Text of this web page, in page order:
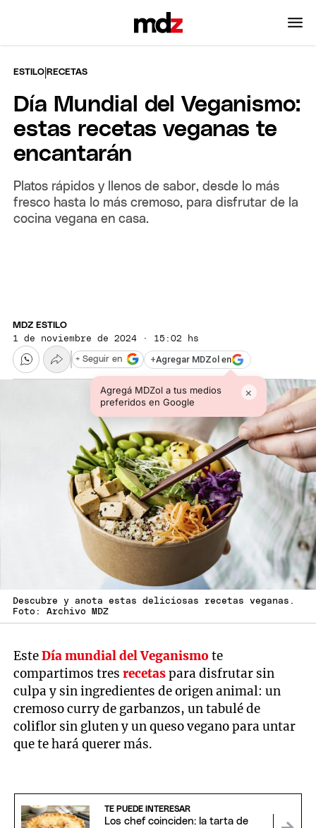
ESTILO |RECETAS
Día Mundial del Veganismo:
estas recetas veganas te
encantarán
Platos rápidos y llenos de sabor, desde lo más
fresco hasta lo más cremoso, para disfrutar de la
cocina vegana en casa.
MDZ ESTILO
1 de noviembre de 2024 · 15:02 hs
+Agregar MDZol en
Agregá MDZol a tus medios
preferidos en Google
×
+ Seguir en
Descubre y anota estas deliciosas recetas veganas.
Foto: Archivo MDZ
EsteDía mundial del Veganismote
compartimos tresrecetaspara disfrutar sin
culpa y sin ingredientes de origen animal: un
cremoso curry de garbanzos, un tabulé de
coliflor sin gluten y un queso vegano para untar
que te hará querer más.
TE PUEDE INTERESAR
Los chef coinciden: la tarta de